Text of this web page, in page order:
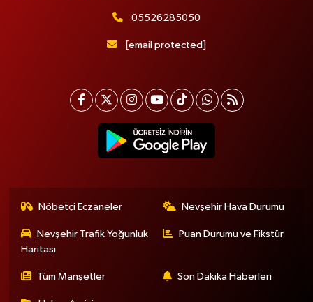
05526285050
[email protected]
Nöbetçi Eczaneler Nevşehir Hava Durumu
Nevşehir Trafik Yoğunluk
Haritası
Puan Durumu ve Fikstür
Tüm Manşetler Son Dakika Haberleri